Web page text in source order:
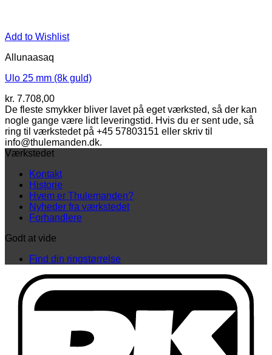
Add to Wishlist
Allunaasaq
Ulo 25 mm (8k guld)
kr. 7.708,00
De fleste smykker bliver lavet på eget værksted, så der kan
nogle gange være lidt leveringstid. Hvis du er sent ude, så
ring til værkstedet på +45 57803151 eller skriv til
info@thulemanden.dk.
Værkstedet
Kontakt
Historie
Hvem er Thulemanden?
Nyheder fra værkstedet
Forhandlere
Godt at vide
Find din ringstørrelse